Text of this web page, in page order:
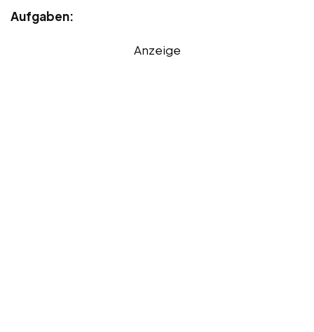
Aufgaben:
Anzeige